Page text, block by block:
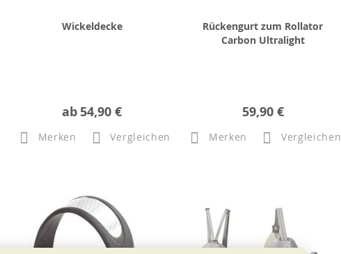
Wickeldecke
ab 54,90 €
Merken Vergleichen
Rückengurt zum Rollator
Carbon Ultralight
59,90 €
Merken Vergleichen